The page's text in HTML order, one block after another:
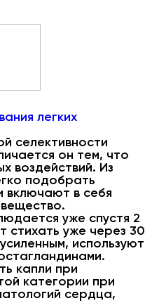
легких
селективности
он тем, что
воздействий. Из
подобрать
включают в себя
уже спустя 2
стихать уже через 30
используют
капли при
категории при
сердца,